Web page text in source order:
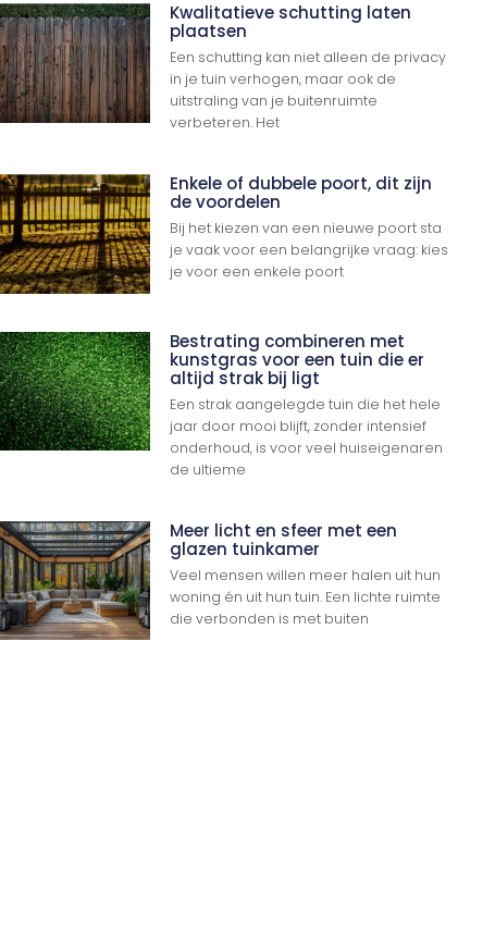
Kwalitatieve schutting laten
plaatsen
Een schutting kan niet alleen de privacy
in je tuin verhogen, maar ook de
uitstraling van je buitenruimte
verbeteren. Het
Enkele of dubbele poort, dit zijn
de voordelen
Bij het kiezen van een nieuwe poort sta
je vaak voor een belangrijke vraag: kies
je voor een enkele poort
Bestrating combineren met
kunstgras voor een tuin die er
altijd strak bij ligt
Een strak aangelegde tuin die het hele
jaar door mooi blijft, zonder intensief
onderhoud, is voor veel huiseigenaren
de ultieme
Meer licht en sfeer met een
glazen tuinkamer
Veel mensen willen meer halen uit hun
woning én uit hun tuin. Een lichte ruimte
die verbonden is met buiten